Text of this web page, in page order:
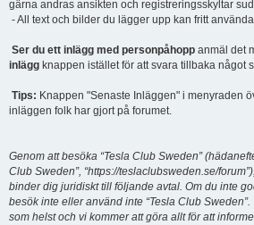
gärna andras ansikten och registreringsskyltar
- All text och bilder du lägger upp kan fritt
Ser du ett inlägg med personpåhopp anmäl det
inlägg knappen istället för att svara tillbaka något
Tips: Knappen "Senaste Inläggen" i menyraden
inläggen folk har gjort på forumet.
Genom att besöka “Tesla Club Sweden”
Club Sweden”, “https://teslaclubsweden.se/
binder dig juridiskt till följande avtal. Om du inte
besök inte eller använd inte “Tesla Club
som helst och vi kommer att göra allt för att